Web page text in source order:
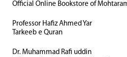
Official Online Bookstore of
Professor Hafiz Ahmed Yar
Tarkeeb e Quran
Dr. Muhammad Rafi uddin